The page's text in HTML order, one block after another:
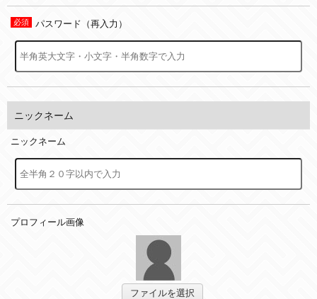
パスワード（再入力）
ニックネーム
ニックネーム
プロフィール画像
ファイルを選択